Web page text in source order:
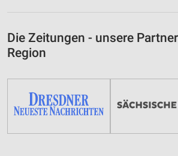
Die Zeitungen - unsere
Region